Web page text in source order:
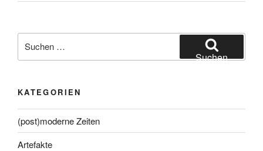
nach:
Suchen
KATEGORIEN
(post)moderne Zeiten
Artefakte